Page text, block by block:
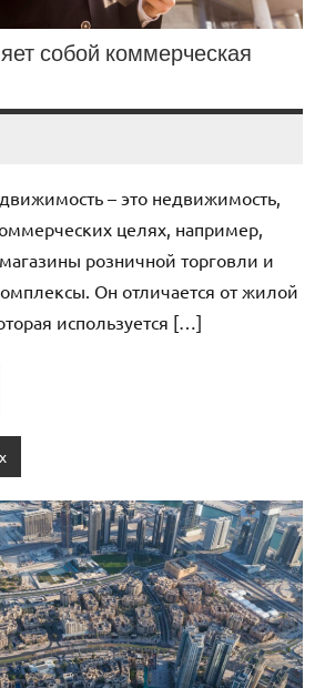
собой коммерческая
– это недвижимость,
целях, например,
розничной торговли и
Он отличается от жилой
используется […]